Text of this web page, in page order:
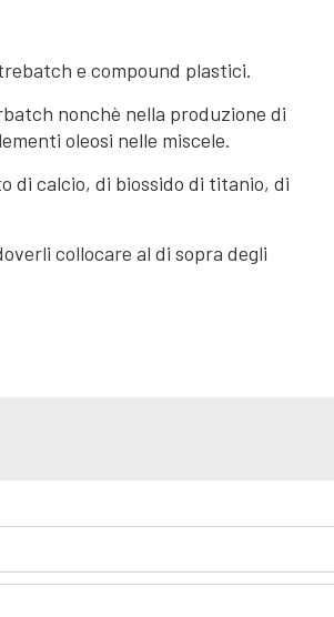
e compound plastici.
nonchè nella produzione di
oleosi nelle miscele.
di calcio, di biossido di titanio, di
collocare al di sopra degli